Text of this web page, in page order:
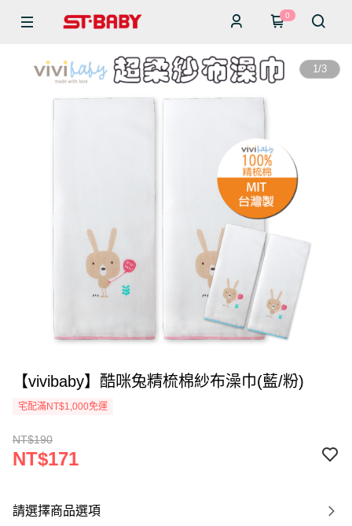
0
1/3
【vivibaby】酷咪兔精梳棉紗布澡巾(藍/粉)
宅配滿NT$1,000免運
NT$190
NT$171
請選擇商品選項